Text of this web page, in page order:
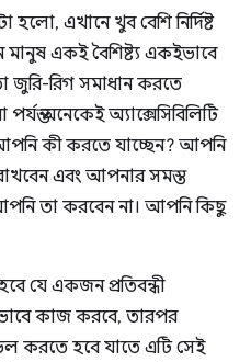
হলো, এখানে খুব বেশি নির্দিষ্ট
একই বৈশিষ্ট্য একইভাবে
জুরি-রিগ সমাধান করতে
অনেকেই অ্যাক্সেসিবিলিটি
কী করতে যাচ্ছেন? আপনি
এবং আপনার সমস্ত
তা করবেন না। আপনি কিছু
যে একজন প্রতিবন্ধী
কাজ করবে, তারপর
করতে হবে যাতে এটি সেই